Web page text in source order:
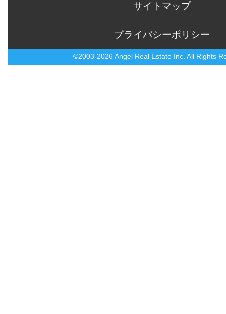
サイトマップ
プライバシーポリシー
©2003-2026 Angel Real Estate Inc. All Rights